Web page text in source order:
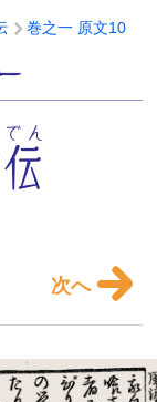
巻之一 原文10
ん
次へ